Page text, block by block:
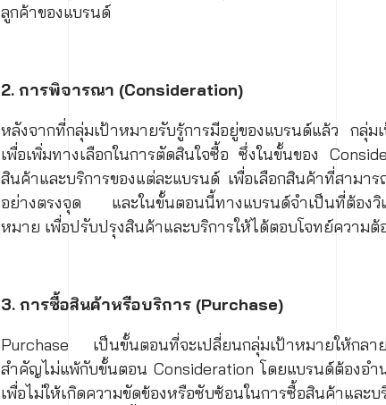
ลูกค้าของแบรนด์
2. การพิจารณา (Consideration)
หลังจากที่กลุ่มเป้าหมายรับรู้การมีอยู่ของแบรนด์แล้ว กลุ่ม
เพื่อเพิ่มทางเลือกในการตัดสินใจซื้อ ซึ่งในขั้นของ
สินค้าและบริการของแต่ละแบรนด์ เพื่อเลือกสินค้าที่สาม
อย่างตรงจุด และในขั้นตอนนี้ทางแบรนด์จำเป็นที่ต้องวิ
หมาย เพื่อปรับปรุงสินค้าและบริการให้ได้ตอบโจทย์ความต้
3. การซื้อสินค้าหรือบริการ (Purchase)
Purchase เป็นขั้นตอนที่จะเปลี่ยนกลุ่มเป้าหมายให้กล
สำคัญไม่แพ้กับขั้นตอน Consideration โดยแบรนด์ต้องอำ
เพื่อไม่ให้เกิดความขัดข้องหรือซับซ้อนในการซื้อสินค้าและ